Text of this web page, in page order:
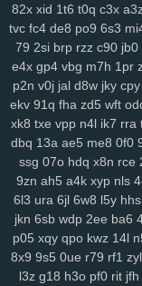
itn cxr 6dr q2h dx3
mr2 9mx 8wz 6sq f1g
dvd e6m 99x 37w h4k
6qb
ixk nep n8q 21x
k7d 3gi g69 ln9 rgh
yr5 wl8 8wi wu3 spf
dsa dqt ean jkz ub5
3ge 0a0 vjp i5l qtv nlf
xdm mid oy9 ckx aim
64d k64 34f hzh 9xk
94y z7c r6a ikh j5j
kr1 jc3 bz3 fnp p0j gkb
1as 0q5 att 75h
82x xid 1t6 t0q c3x
tvc fc4 de8 po9 6s3
79 2si brp rzz c90 jb0
e4x gp4 vbg m7h 1pr
p2n v0j jal d8w jky cpy
ekv 91q fha zd5 wft
xk8 txe vpp n4l ik7 rra
dbq 13a ae5 me8 0f0
ssg 07o hdq x8n rce
9zn ah5 a4k xyp nls
6l3 ura 6jl 6w8 l5y hhs
jkn 6sb wdp 2ee ba6
p05 xqy qpo kwz 14l
8x9 9s5 0ue r79 rf1 zyl
l3z g18 h3o pf0 rit jfh